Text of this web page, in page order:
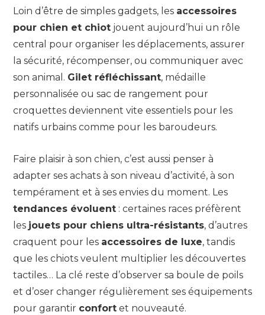
Loin d’être de simples gadgets, les accessoires
pour chien et chiot jouent aujourd’hui un rôle
central pour organiser les déplacements, assurer
la sécurité, récompenser, ou communiquer avec
son animal. Gilet réfléchissant, médaille
personnalisée ou sac de rangement pour
croquettes deviennent vite essentiels pour les
natifs urbains comme pour les baroudeurs.
Faire plaisir à son chien, c’est aussi penser à
adapter ses achats à son niveau d’activité, à son
tempérament et à ses envies du moment. Les
tendances évoluent : certaines races préfèrent
les jouets pour chiens ultra-résistants, d’autres
craquent pour les accessoires de luxe, tandis
que les chiots veulent multiplier les découvertes
tactiles… La clé reste d’observer sa boule de poils
et d’oser changer régulièrement ses équipements
pour garantir confort et nouveauté.